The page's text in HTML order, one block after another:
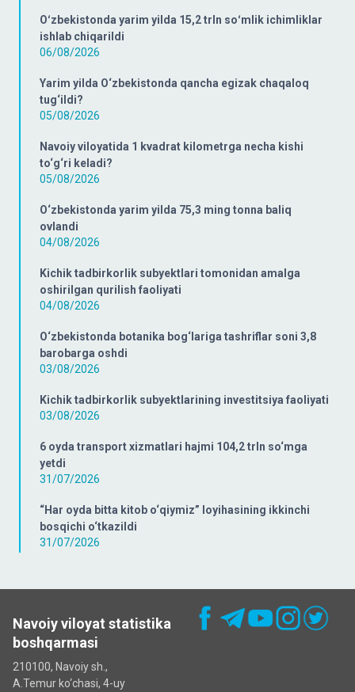
Oʻzbekistonda yarim yilda 15,2 trln soʻmlik ichimliklar
ishlab chiqarildi
06/08/2026
Yarim yilda O‘zbekistonda qancha egizak chaqaloq
tug‘ildi?
05/08/2026
Navoiy viloyatida 1 kvadrat kilometrga necha kishi
to‘g‘ri keladi?
05/08/2026
O‘zbekistonda yarim yilda 75,3 ming tonna baliq
ovlandi
04/08/2026
Kichik tadbirkorlik subyektlari tomonidan amalga
oshirilgan qurilish faoliyati
04/08/2026
O‘zbekistonda botanika bog‘lariga tashriflar soni 3,8
barobarga oshdi
03/08/2026
Kichik tadbirkorlik subyektlarining investitsiya faoliyati
03/08/2026
6 oyda transport xizmatlari hajmi 104,2 trln so‘mga
yetdi
31/07/2026
“Har oyda bitta kitob o‘qiymiz” loyihasining ikkinchi
bosqichi o‘tkazildi
31/07/2026
Navoiy viloyat statistika
boshqarmasi
210100, Navoiy sh.,
A.Temur ko‘chаsi, 4-uy